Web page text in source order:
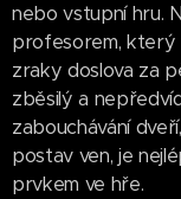
nebo vstupní hru.
profesorem, který
zraky doslova za
zběsilý a
zabouchávání
postav ven, je
prvkem ve hře.